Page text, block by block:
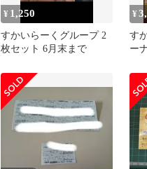
¥ 1,250
すかいらーくグループ 2
枚セット 6月末まで
¥
す
ー